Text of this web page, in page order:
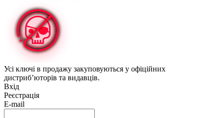
Усі ключі в продажу закуповуються у офіційних
дистриб’юторів та видавців.
Вхід
Реєстрація
E-mail